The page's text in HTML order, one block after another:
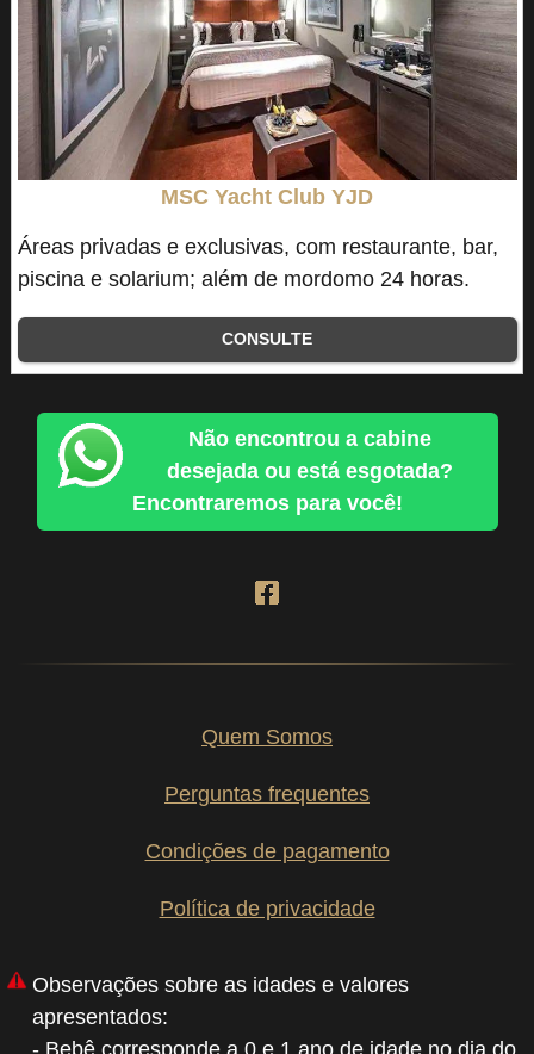
MSC Yacht Club YJD
Áreas privadas e exclusivas, com restaurante, bar,
piscina e solarium; além de mordomo 24 horas.
CONSULTE
Não encontrou a cabine
desejada ou está esgotada?
Encontraremos para você!
Quem Somos
Perguntas frequentes
Condições de pagamento
Política de privacidade
Observações sobre as idades e valores
apresentados:
- Bebê corresponde a 0 e 1 ano de idade no dia do